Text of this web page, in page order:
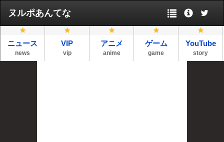
ヌルポあんてな
ニュース
news
VIP
vip
アニメ
anime
ゲーム
game
YouTube
story